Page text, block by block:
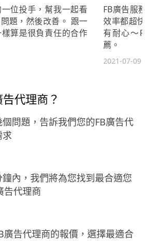
位投手，幫我一起看
題，然後改善。 跟一
算是很負責任的合作
FB廣告服務
效率都超快
有耐心～
薦。
2021-07-09
代理商？
個問題，告訴我們您的FB廣告代
求
鐘內，我們將為您找到最合適您
告代理商
廣告代理商的報價，選擇最適合